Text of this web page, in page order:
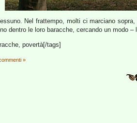
Nel frattempo, molti ci marciano
dentro le loro baracche, cercando un modo
povertà[/tags]
»